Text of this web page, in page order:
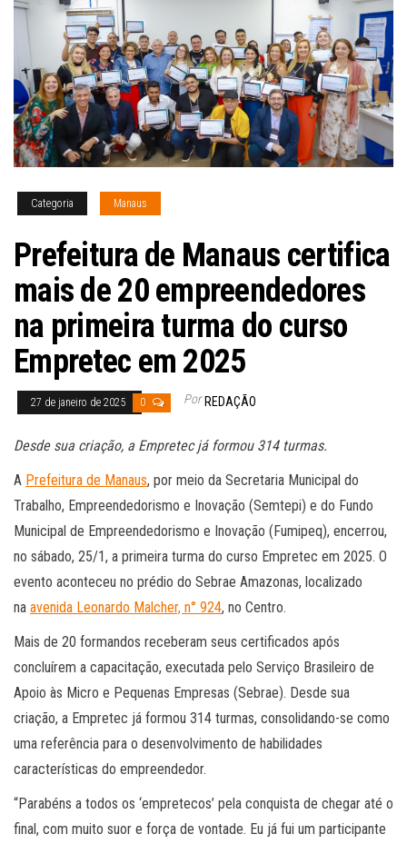
Categoria Manaus
Prefeitura de Manaus certifica
mais de 20 empreendedores
na primeira turma do curso
Empretec em 2025
27 de janeiro de 2025 0 Por REDAÇÃO
Desde sua criação, a Empretec já formou 314 turmas.
A Prefeitura de Manaus, por meio da Secretaria Municipal do
Trabalho, Empreendedorismo e Inovação (Semtepi) e do Fundo
Municipal de Empreendedorismo e Inovação (Fumipeq), encerrou,
no sábado, 25/1, a primeira turma do curso Empretec em 2025. O
evento aconteceu no prédio do Sebrae Amazonas, localizado
na avenida Leonardo Malcher, n° 924, no Centro.
Mais de 20 formandos receberam seus certificados após
concluírem a capacitação, executada pelo Serviço Brasileiro de
Apoio às Micro e Pequenas Empresas (Sebrae). Desde sua
criação, a Empretec já formou 314 turmas, consolidando-se como
uma referência para o desenvolvimento de habilidades
características do empreendedor.
“Parabéns a todos os ‘empretecos’ pela conquista de chegar até o
final, com muito suor e força de vontade. Eu já fui um participante